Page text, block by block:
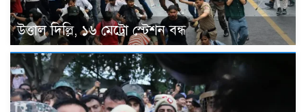
উত্তাল দিল্লি, ১৬ মেট্রো স্টেশন বন্ধ